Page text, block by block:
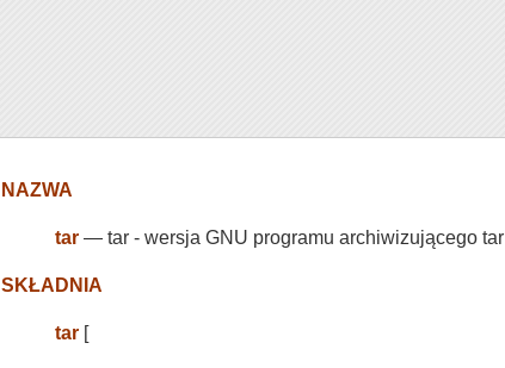
NAZWA
tar — tar - wersja GNU programu archiwizującego tar
SKŁADNIA
tar [